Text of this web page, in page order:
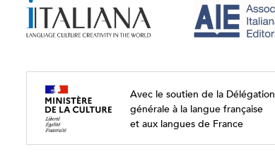
Avec le soutien de la Délégation
générale à la langue française
et aux langues de France